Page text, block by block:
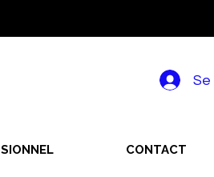
Se
CONTACT